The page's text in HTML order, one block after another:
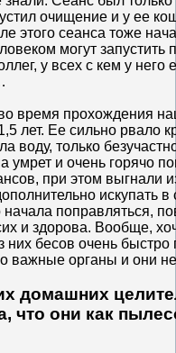
очищение и у ее
этого сеанса тоже
могут запустить
у всех с кем у него
время прохождения
лет. Ее сильно рвало
воду, только
умрет и очень горячо
при этом выгнали
искупать в
поправляться,
и здорова. Вообще,
них бесов очень
важные органы и они
домашних
что они как